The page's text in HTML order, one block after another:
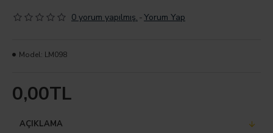
0 yorum yapılmış. -Yorum Yap
0,00TL
Model: LM098
AÇIKLAMA